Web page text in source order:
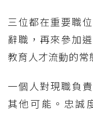
三位都在重要職
辭職，再來參加
教育人才流動的常
一個人對現職負
其他可能。忠誠